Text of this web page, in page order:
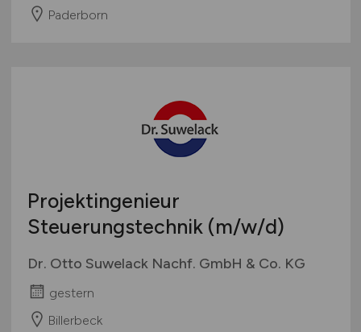
Paderborn
Projektingenieur
Steuerungstechnik (m/w/d)
Dr. Otto Suwelack Nachf. GmbH & Co. KG
gestern
Billerbeck